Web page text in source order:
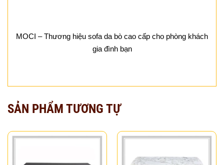
MOCI – Thương hiệu sofa da bò cao cấp cho phòng khách
gia đình bạn
SẢN PHẨM TƯƠNG TỰ